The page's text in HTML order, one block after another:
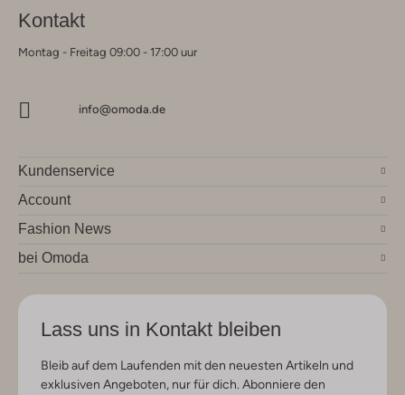
Kontakt
Montag - Freitag 09:00 - 17:00 uur
info@omoda.de
Kundenservice
Account
Fashion News
bei Omoda
Lass uns in Kontakt bleiben
Bleib auf dem Laufenden mit den neuesten Artikeln und
exklusiven Angeboten, nur für dich. Abonniere den